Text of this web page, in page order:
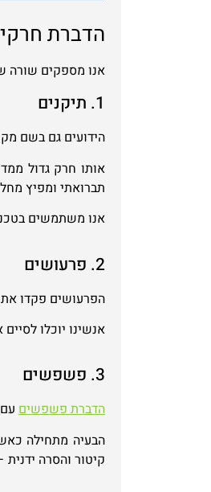
הדברת
אנו מספקים שורה
1. תיקנים
הידועים גם בשם
אותו חרק גדול
תברואתי ומפיץ
אנו משתמשים
2. פרעושים
הפרעושים פקדו
אנשינו יוכלו
3. פשפשים
הדברת פשפשים
הבעיה מתחילה
קיטור והסרה